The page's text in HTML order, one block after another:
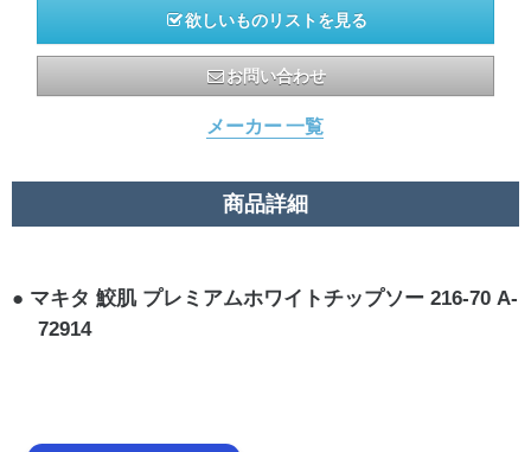
欲しいものリストを見る
お問い合わせ
メーカー 一覧
商品詳細
マキタ 鮫肌 プレミアムホワイトチップソー 216-70 A-
72914